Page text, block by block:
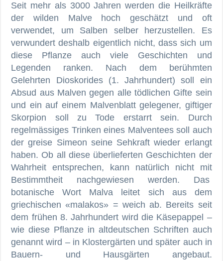
Seit mehr als 3000 Jahren werden die Heilkräfte
der wilden Malve hoch geschätzt und oft
verwendet, um Salben selber herzustellen. Es
verwundert deshalb eigentlich nicht, dass sich um
diese Pflanze auch viele Geschichten und
Legenden ranken. Nach dem berühmten
Gelehrten Dioskorides (1. Jahrhundert) soll ein
Absud aus Malven gegen alle tödlichen Gifte sein
und ein auf einem Malvenblatt gelegener, giftiger
Skorpion soll zu Tode erstarrt sein. Durch
regelmässiges Trinken eines Malventees soll auch
der greise Simeon seine Sehkraft wieder erlangt
haben. Ob all diese überlieferten Geschichten der
Wahrheit entsprechen, kann natürlich nicht mit
Bestimmtheit nachgewiesen werden. Das
botanische Wort Malva leitet sich aus dem
griechischen «malakos» = weich ab. Bereits seit
dem frühen 8. Jahrhundert wird die Käsepappel –
wie diese Pflanze in altdeutschen Schriften auch
genannt wird – in Klostergärten und später auch in
Bauern- und Hausgärten angebaut.